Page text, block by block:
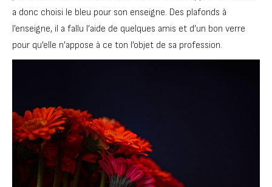
a donc choisi le bleu pour son enseigne. Des plafonds à
l’enseigne, il a fallu l’aide de quelques amis et d’un bon verre
pour qu’elle n’appose à ce ton l’objet de sa profession.